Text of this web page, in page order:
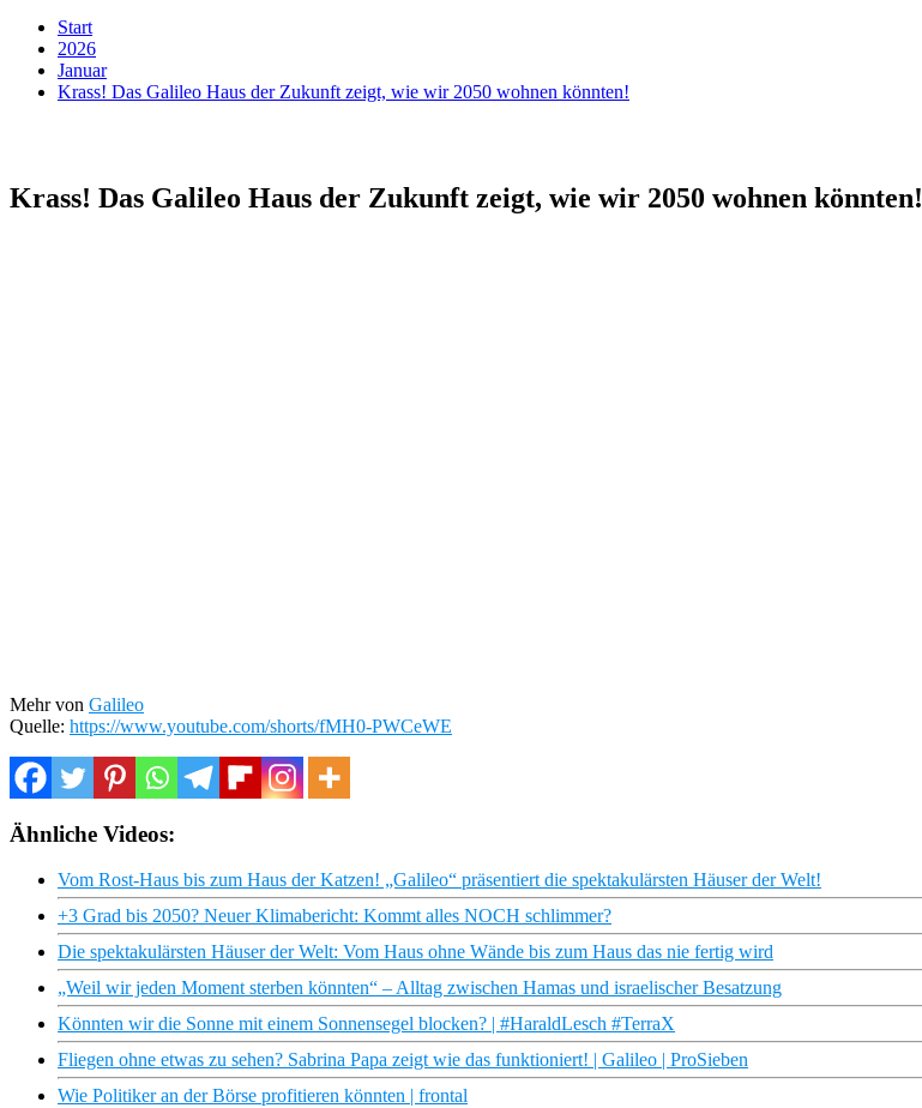
Start
2026
Januar
Krass! Das Galileo Haus der Zukunft zeigt, wie wir 2050 wohnen könnten!
Krass! Das Galileo Haus der Zukunft zeigt, wie wir 2050 wohnen könnten!
Mehr von Galileo
Quelle: https://www.youtube.com/shorts/fMH0-PWCeWE
Ähnliche Videos:
Vom Rost-Haus bis zum Haus der Katzen! „Galileo“ präsentiert die spektakulärsten Häuser der Welt!
+3 Grad bis 2050? Neuer Klimabericht: Kommt alles NOCH schlimmer?
Die spektakulärsten Häuser der Welt: Vom Haus ohne Wände bis zum Haus das nie fertig wird
„Weil wir jeden Moment sterben könnten“ – Alltag zwischen Hamas und israelischer Besatzung
Könnten wir die Sonne mit einem Sonnensegel blocken? | #HaraldLesch #TerraX
Fliegen ohne etwas zu sehen? Sabrina Papa zeigt wie das funktioniert! | Galileo | ProSieben
Wie Politiker an der Börse profitieren könnten | frontal